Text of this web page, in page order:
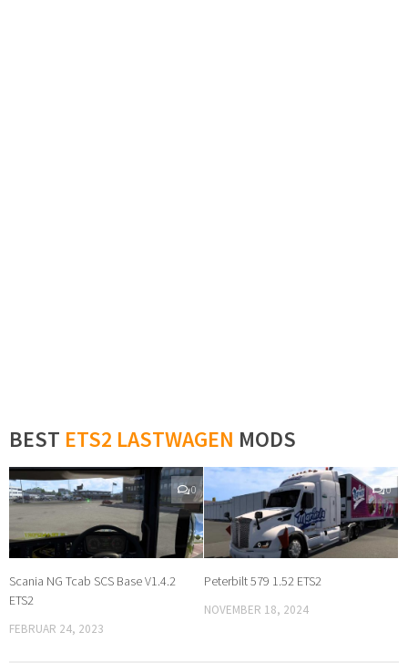
BEST ETS2 LASTWAGEN MODS
0
Scania NG Tcab SCS Base V1.4.2
ETS2
FEBRUAR 24, 2023
0
Peterbilt 579 1.52 ETS2
NOVEMBER 18, 2024